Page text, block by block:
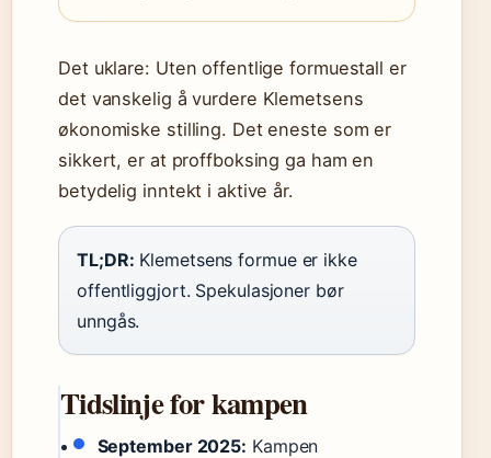
Det uklare: Uten offentlige formuestall er
det vanskelig å vurdere Klemetsens
økonomiske stilling. Det eneste som er
sikkert, er at proffboksing ga ham en
betydelig inntekt i aktive år.
TL;DR: Klemetsens formue er ikke
offentliggjort. Spekulasjoner bør
unngås.
Tidslinje for kampen
September 2025: Kampen